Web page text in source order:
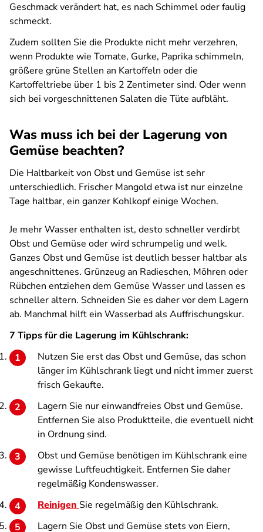
Geschmack verändert hat, es nach Schimmel oder faulig
schmeckt.
Zudem sollten Sie die Produkte nicht mehr verzehren,
wenn Produkte wie Tomate, Gurke, Paprika schimmeln,
größere grüne Stellen an Kartoffeln oder die
Kartoffeltriebe über 1 bis 2 Zentimeter sind. Oder wenn
sich bei vorgeschnittenen Salaten die Tüte aufbläht.
Was muss ich bei der Lagerung von
Gemüse beachten?
Die Haltbarkeit von Obst und Gemüse ist sehr
unterschiedlich. Frischer Mangold etwa ist nur einzelne
Tage haltbar, ein ganzer Kohlkopf einige Wochen.
Je mehr Wasser enthalten ist, desto schneller verdirbt
Obst und Gemüse oder wird schrumpelig und welk.
Ganzes Obst und Gemüse ist deutlich besser haltbar als
angeschnittenes. Grünzeug an Radieschen, Möhren oder
Rübchen entziehen dem Gemüse Wasser und lassen es
schneller altern. Schneiden Sie es daher vor dem Lagern
ab. Manchmal hilft ein Wasserbad als Auffrischungskur.
7 Tipps für die Lagerung im Kühlschrank:
Nutzen Sie erst das Obst und Gemüse, das schon
länger im Kühlschrank liegt und nicht immer zuerst
frisch Gekaufte.
Lagern Sie nur einwandfreies Obst und Gemüse.
Entfernen Sie also Produktteile, die eventuell nicht
in Ordnung sind.
Obst und Gemüse benötigen im Kühlschrank eine
gewisse Luftfeuchtigkeit. Entfernen Sie daher
regelmäßig Kondenswasser.
Reinigen Sie regelmäßig den Kühlschrank.
Lagern Sie Obst und Gemüse stets von Eiern,